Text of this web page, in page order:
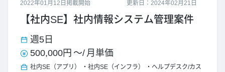
更新日：2024年02月21日
2022年01月12日掲載開始
【社内SE】社内情報システム管理案件
週5日
500,000円 ～/ 月単価
社内SE（アプリ） 社内SE（インフラ）
ヘルプデスク/カス